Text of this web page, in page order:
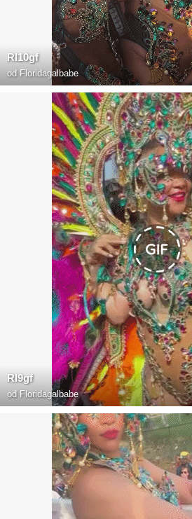
RI10gf
od Floridagalbabe
RI9gf
od Floridagalbabe